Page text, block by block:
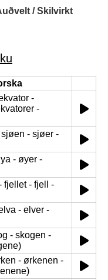
/ Skilvirkt
-
-
- sjøer -
- øyer -
fjellet - fjell -
- elver -
- skogen -
- ørkenen -